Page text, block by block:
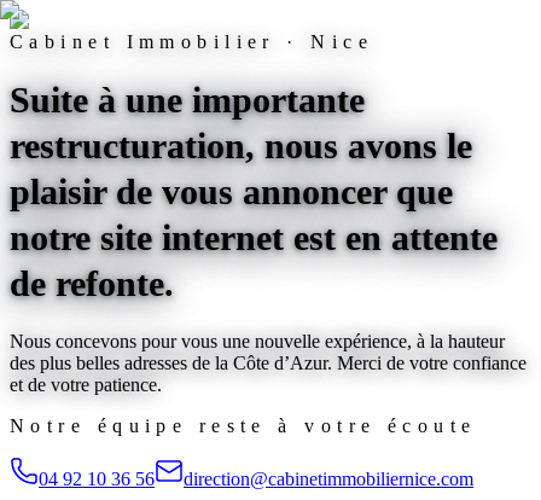
Cabinet Immobilier · Nice
Suite à une importante
restructuration, nous avons le
plaisir de vous annoncer que
notre site internet est en attente
de refonte.
Nous concevons pour vous une nouvelle expérience, à la hauteur
des plus belles adresses de la Côte d’Azur. Merci de votre confiance
et de votre patience.
Notre équipe reste à votre écoute
04 92 10 36 56
direction@cabinetimmobiliernice.com